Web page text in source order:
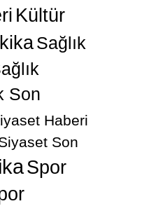
Kültür
Sağlık
Son
Haberi
Son
Spor